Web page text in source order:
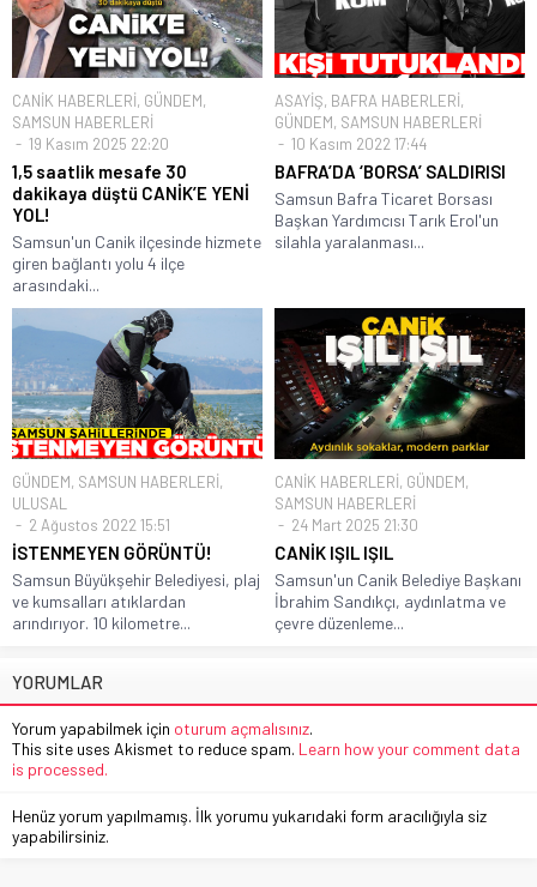
CANİK HABERLERİ, GÜNDEM,
SAMSUN HABERLERİ
19 Kasım 2025 22:20
1,5 saatlik mesafe 30
dakikaya düştü CANİK’E YENİ
YOL!
Samsun'un Canik ilçesinde hizmete
giren bağlantı yolu 4 ilçe
arasındaki...
ASAYİŞ, BAFRA HABERLERİ,
GÜNDEM, SAMSUN HABERLERİ
10 Kasım 2022 17:44
BAFRA’DA ‘BORSA’ SALDIRISI
Samsun Bafra Ticaret Borsası
Başkan Yardımcısı Tarık Erol'un
silahla yaralanması...
GÜNDEM, SAMSUN HABERLERİ,
ULUSAL
2 Ağustos 2022 15:51
İSTENMEYEN GÖRÜNTÜ!
Samsun Büyükşehir Belediyesi, plaj
ve kumsalları atıklardan
arındırıyor. 10 kilometre...
CANİK HABERLERİ, GÜNDEM,
SAMSUN HABERLERİ
24 Mart 2025 21:30
CANİK IŞIL IŞIL
Samsun'un Canik Belediye Başkanı
İbrahim Sandıkçı, aydınlatma ve
çevre düzenleme...
YORUMLAR
Yorum yapabilmek için oturum açmalısınız.
This site uses Akismet to reduce spam. Learn how your comment data
is processed.
Henüz yorum yapılmamış. İlk yorumu yukarıdaki form aracılığıyla siz
yapabilirsiniz.